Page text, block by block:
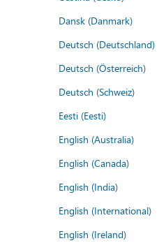
Dansk (Danmark)
Deutsch (Deutschland)
Deutsch (Österreich)
Deutsch (Schweiz)
Eesti (Eesti)
English (Australia)
English (Canada)
English (India)
English (International)
English (Ireland)